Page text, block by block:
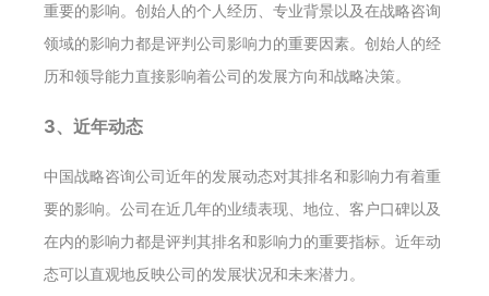
重要的影响。创始人的个人经历、专业背景以及在战略咨询
领域的影响力都是评判公司影响力的重要因素。创始人的经
历和领导能力直接影响着公司的发展方向和战略决策。
3、近年动态
中国战略咨询公司近年的发展动态对其排名和影响力有着重
要的影响。公司在近几年的业绩表现、地位、客户口碑以及
在内的影响力都是评判其排名和影响力的重要指标。近年动
态可以直观地反映公司的发展状况和未来潜力。